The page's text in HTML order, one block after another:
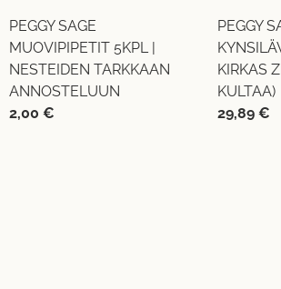
PEGGY SAGE
MUOVIPIPETIT 5KPL |
NESTEIDEN TARKKAAN
ANNOSTELUUN
2,00 €
PEGGY
KIRKAS
KULTAA)
29,89 €